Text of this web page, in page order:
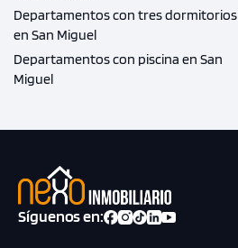
Departamentos con tres dormitorios
en San Miguel
Departamentos con piscina en San
Miguel
Síguenos en: